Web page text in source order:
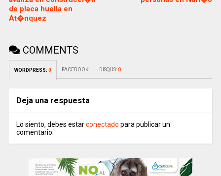
de placa huella en
At�nquez
COMMENTS
WORDPRESS: 0 FACEBOOK: DISQUS: 0
Deja una respuesta
Lo siento, debes estarconectado para publicar un
comentario.